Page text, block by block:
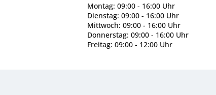
Montag: 09:00 - 16:00 Uhr
Dienstag: 09:00 - 16:00 Uhr
Mittwoch: 09:00 - 16:00 Uhr
Donnerstag: 09:00 - 16:00 Uhr
Freitag: 09:00 - 12:00 Uhr